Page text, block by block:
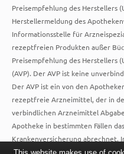
Preisempfehlung des Herstellers
Herstellermeldung des
Informationsstelle für
rezeptfreien Produkten außer
Preisempfehlung des Herstellers
(AVP). Der AVP ist keine
Der AVP ist ein von den
rezeptfreie Arzneimittel, der in
verbindlichen Arzneimittel
Apotheke in bestimmten Fällen
Krankenversicherung abrechnet.
gebräuchliche UVP eine